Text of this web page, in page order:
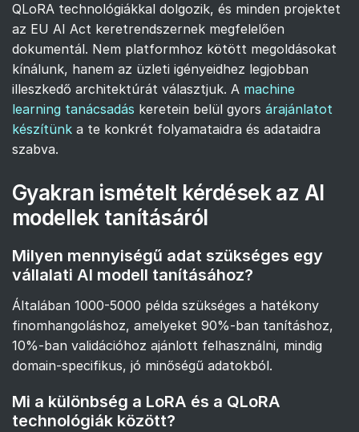
QLoRA technológiákkal dolgozik, és minden projektet
az EU AI Act keretrendszernek megfelelően
dokumentál. Nem platformhoz kötött megoldásokat
kínálunk, hanem az üzleti igényeidhez legjobban
illeszkedő architektúrát választjuk. A machine
learning tanácsadás keretein belül gyors árajánlatot
készítünk a te konkrét folyamataidra és adataidra
szabva.
Gyakran ismételt kérdések az AI
modellek tanításáról
Milyen mennyiségű adat szükséges egy
vállalati AI modell tanításához?
Általában 1000-5000 példa szükséges a hatékony
finomhangoláshoz, amelyeket 90%-ban tanításhoz,
10%-ban validációhoz ajánlott felhasználni, mindig
domain-specifikus, jó minőségű adatokból.
Mi a különbség a LoRA és a QLoRA
technológiák között?